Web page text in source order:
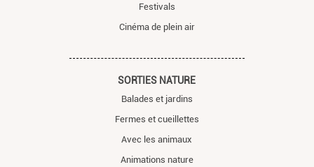
Festivals
Cinéma de plein air
SORTIES NATURE
Balades et jardins
Fermes et cueillettes
Avec les animaux
Animations nature